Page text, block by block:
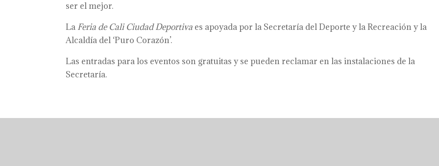
ser el mejor.
La Feria de Cali Ciudad Deportiva es apoyada por la Secretaría del Deporte y la Recreación y la
Alcaldía del ‘Puro Corazón’.
Las entradas para los eventos son gratuitas y se pueden reclamar en las instalaciones de la
Secretaría.